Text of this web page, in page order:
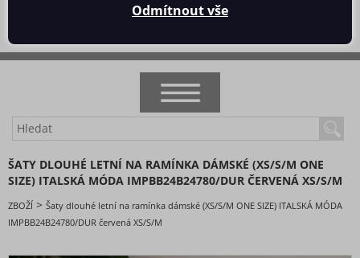
NOVINKY
AKCE
DOPORUČENÉ
BESTSELLERY
ŠATY DLOUHÉ LETNÍ NA RAMÍNKA DÁMSKÉ (XS/S/M ONE
SIZE) ITALSKÁ MÓDA IMPBB24B24780/DUR ČERVENÁ XS/S/M
ZBOŽÍ > Šaty dlouhé letní na ramínka dámské (XS/S/M ONE SIZE) ITALSKÁ MÓDA
IMPBB24B24780/DUR červená XS/S/M
Odmítnout vše